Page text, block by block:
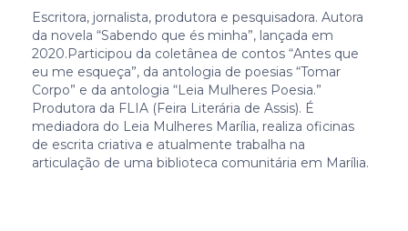
Escritora, jornalista, produtora e pesquisadora. Autora
da novela “Sabendo que és minha”, lançada em
2020.Participou da coletânea de contos “Antes que
eu me esqueça”, da antologia de poesias “Tomar
Corpo” e da antologia “Leia Mulheres Poesia.”
Produtora da FLIA (Feira Literária de Assis). É
mediadora do Leia Mulheres Marília, realiza oficinas
de escrita criativa e atualmente trabalha na
articulação de uma biblioteca comunitária em Marília.